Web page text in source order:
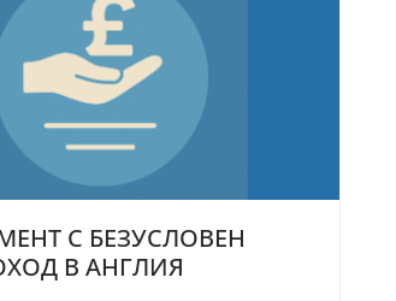
С БЕЗУСЛОВЕН
В АНГЛИЯ